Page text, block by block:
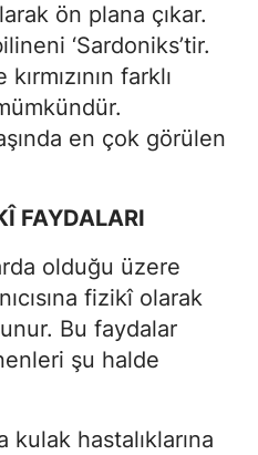
ön plana çıkar.
‘Sardoniks’tir.
farklı
en çok görülen
FAYDALARI
olduğu üzere
fizikî olarak
Bu faydalar
şu halde
kulak hastalıklarına